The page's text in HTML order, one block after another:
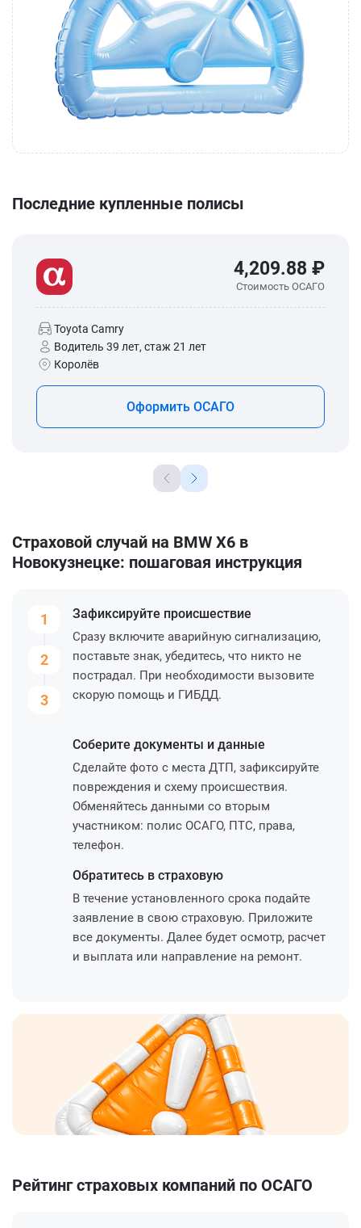
Последние купленные полисы
4,209.88 ₽
Стоимость ОСАГО
Toyota Camry
Водитель 39 лет, стаж 21 лет
Королёв
Оформить ОСАГО
Страховой случай на BMW X6 в
Новокузнецке: пошаговая инструкция
1
2
3
Зафиксируйте происшествие
Сразу включите аварийную сигнализацию,
поставьте знак, убедитесь, что никто не
пострадал. При необходимости вызовите
скорую помощь и ГИБДД.
Соберите документы и данные
Сделайте фото с места ДТП, зафиксируйте
повреждения и схему происшествия.
Обменяйтесь данными со вторым
участником: полис ОСАГО, ПТС, права,
телефон.
Обратитесь в страховую
В течение установленного срока подайте
заявление в свою страховую. Приложите
все документы. Далее будет осмотр, расчет
и выплата или направление на ремонт.
Рейтинг страховых компаний по ОСАГО